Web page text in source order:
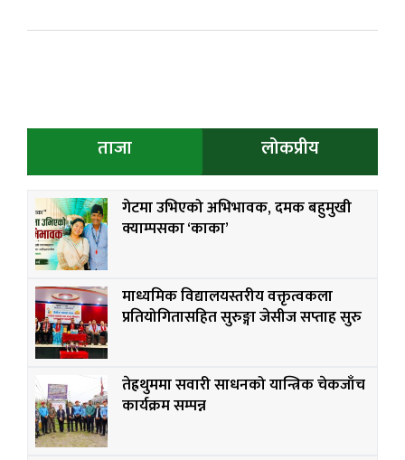
ताजा लोकप्रीय
गेटमा उभिएको अभिभावक, दमक बहुमुखी
क्याम्पसका ‘काका’
माध्यमिक विद्यालयस्तरीय वक्तृत्वकला
प्रतियोगितासहित सुरुङ्गा जेसीज सप्ताह सुरु
तेह्रथुममा सवारी साधनको यान्त्रिक चेकजाँच
कार्यक्रम सम्पन्न